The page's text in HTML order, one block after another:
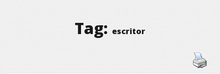
Tag: escritor